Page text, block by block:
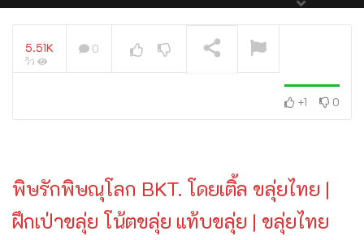
Hotel California | Khlui
5.51K
วิว
0
+1 0
พิษรักพิษณุโลก BKT. โดยเติ้ล ขลุ่ยไทย |
ฝึกเป่าขลุ่ย โน้ตขลุ่ย แท้บขลุ่ย | ขลุ่ยไทย